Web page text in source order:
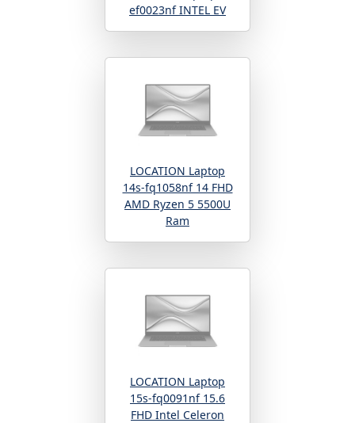
ef0023nf INTEL EV
LOCATION Laptop
14s-fq1058nf 14 FHD
AMD Ryzen 5 5500U
Ram
LOCATION Laptop
15s-fq0091nf 15.6
FHD Intel Celeron